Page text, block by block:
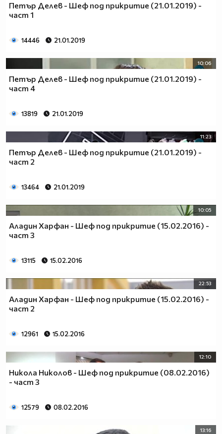
Петър Делев - Шеф под прикритие (21.01.2019) -
част 1
14446 21.01.2019
10:06
Петър Делев - Шеф под прикритие (21.01.2019) -
част 4
13819 21.01.2019
11:23
Петър Делев - Шеф под прикритие (21.01.2019) -
част 2
13464 21.01.2019
10:05
Аладин Харфан - Шеф под прикритие (15.02.2016) -
част 3
13115 15.02.2016
22:53
Аладин Харфан - Шеф под прикритие (15.02.2016) -
част 2
12961 15.02.2016
12:10
Никола Николов - Шеф под прикритие (08.02.2016)
- част 3
12579 08.02.2016
13:16